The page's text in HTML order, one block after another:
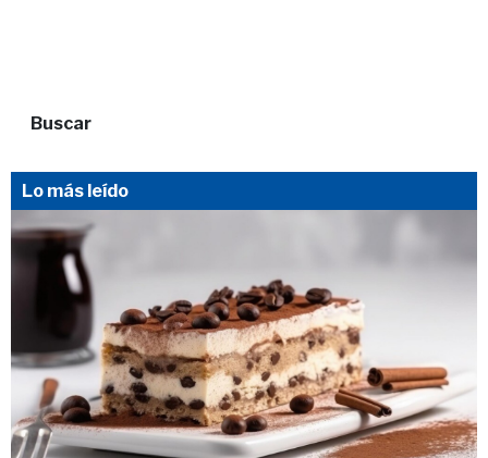
Buscar
Lo más leído